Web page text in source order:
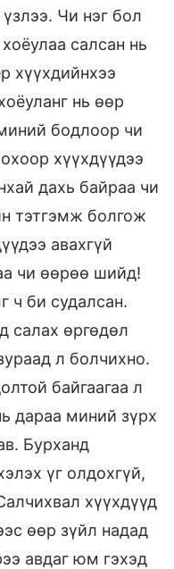
Чи нэг бол
салсан нь
хүүхдийнхээ
нь өөр
бодлоор чи
хүүхдүүдээ
дахь байраа чи
тэтгэмж болгож
авахгүй
чи өөрөө шийд!
ч би судалсан.
салах өргөдөл
л болчихно.
байгаагаа л
дараа миний зүрх
Бурханд
үг олдохгүй,
хүүхдүүд
өөр зүйл надад
авдаг юм гэхэд